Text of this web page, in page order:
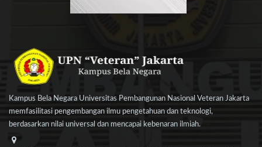
Kampus Bela Negara Universitas Pembangunan Nasional Veteran Jakarta
memfasilitasi pengembangan ilmu pengetahuan dan teknologi,
berdasarkan nilai universal dan mencapai kebenaran ilmiah.